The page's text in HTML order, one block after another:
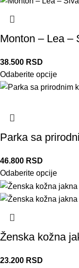
Monton – Lea –
38.500 RSD
Odaberite opcije
Parka sa
46.800 RSD
Odaberite opcije
Ženska kožna
23.200 RSD